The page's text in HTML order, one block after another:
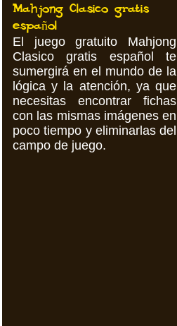
Mahjong Clasico gratis
español
El juego gratuito Mahjong
Clasico gratis español te
sumergirá en el mundo de la
lógica y la atención, ya que
necesitas encontrar fichas
con las mismas imágenes en
poco tiempo y eliminarlas del
campo de juego.